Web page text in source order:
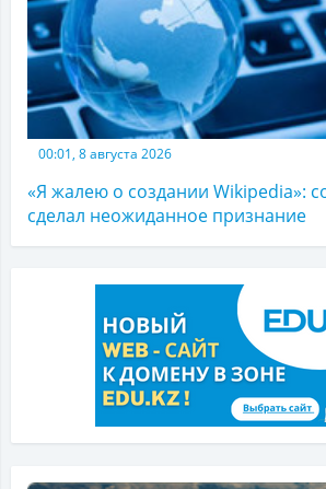
00:01, 8 августа 2026
«Я жалею о создании Wikipedia»:
сделал неожиданное признание